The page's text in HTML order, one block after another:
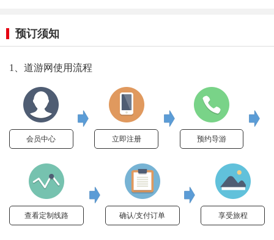
预订须知
1、道游网使用流程
会员中心 立即注册 预约导游
查看定制线路 确认/支付订单 享受旅程